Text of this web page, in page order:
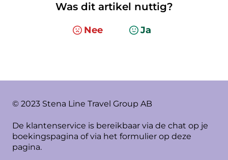
Was dit artikel nuttig?
Nee Ja
© 2023 Stena Line Travel Group AB
De klantenservice is bereikbaar via de chat op je
boekingspagina of via het formulier op deze
pagina.